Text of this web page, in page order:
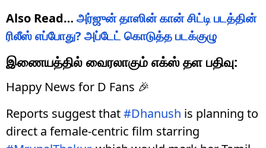
Also Read… அர்ஜுன் தாஸின் கான் சிட்டி படத்தின்
ரிலீஸ் எப்போது? அப்டேட் கொடுத்த படக்குழு
இணையத்தில் வைரலாகும் எக்ஸ் தள பதிவு:
Happy News for D Fans 🎉
Reports suggest that#Dhanush is planning to
direct a female-centric film starring